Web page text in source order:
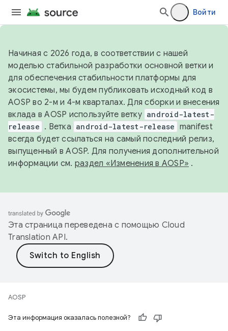
Войти
Начиная с 2026 года, в соответствии с нашей
моделью стабильной разработки основной ветки и
для обеспечения стабильности платформы для
экосистемы, мы будем публиковать исходный код в
AOSP во 2-м и 4-м кварталах. Для сборки и внесения
вклада в AOSP используйте ветку android-latest-
release . Ветка android-latest-release manifest
всегда будет ссылаться на самый последний релиз,
выпущенный в AOSP. Для получения дополнительной
информации см. раздел «Изменения в AOSP» .
Эта страница переведена с помощью Cloud
Translation API.
AOSP
Эта информация оказалась полезной?